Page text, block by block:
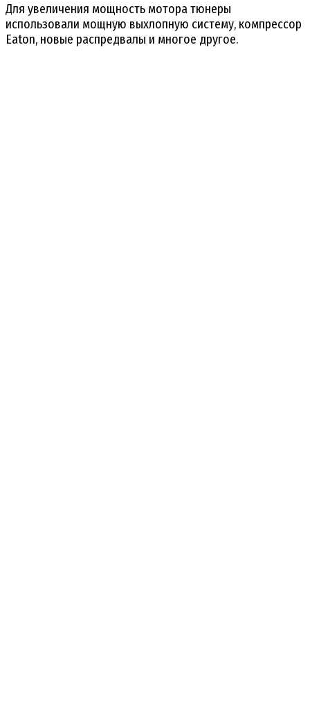
Для увеличения мощность мотора тюнеры
использовали мощную выхлопную систему, компрессор
Eaton, новые распредвалы и многое другое.